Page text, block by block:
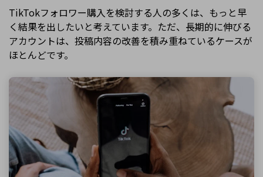
TikTokフォロワー購入を検討する人の多くは、もっと早
く結果を出したいと考えています。ただ、長期的に伸びる
アカウントは、投稿内容の改善を積み重ねているケースが
ほとんどです。